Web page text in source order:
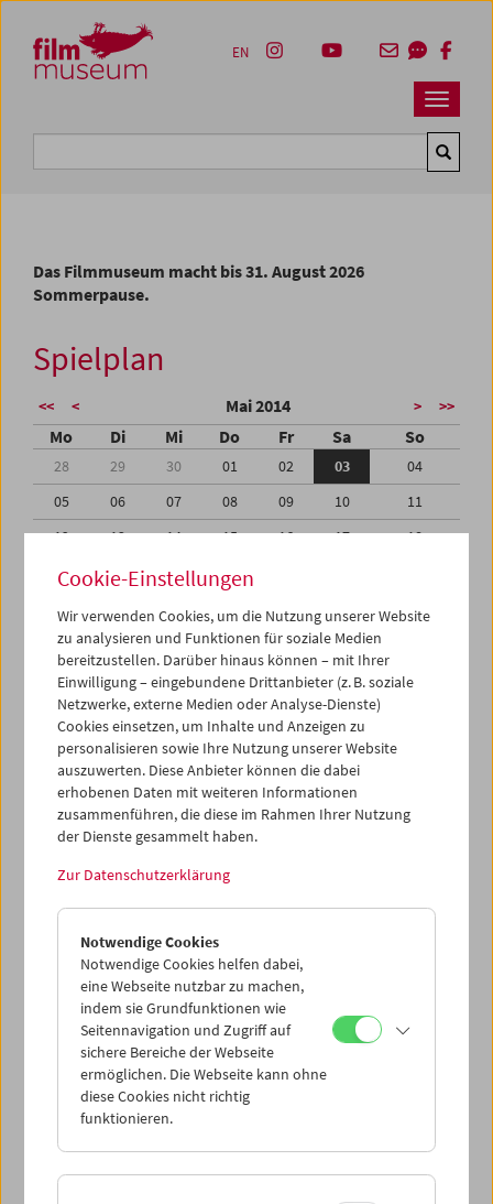
Zum Inhalt
Zum Hauptmenü
Zur Servicenavigation
Zum Suche
Navbar
EN
Das Filmmuseum macht bis 31. August 2026
Sommerpause.
Spielplan
<< < Mai 2014 > >>
Mo Di Mi Do Fr Sa So
28 29 30 01 02 03
04
05
06 07 08 09 10
11
12
13 14 15 16 17
18
19
20 21 22
26
28 30
01
02
03 04 05 06 07
iCalender
Programmheft-PDF
English language or subtitles
< Vorherige Woche
Mo 28.4.
Di 29.4.
Mi 30.4.
Do 1.5.
Sa 3.5.
Cookie-Einstellungen
Wir verwenden Cookies, um die Nutzung unserer Website
zu analysieren und Funktionen für soziale Medien
bereitzustellen. Darüber hinaus können – mit Ihrer
Einwilligung – eingebundene Drittanbieter (z. B. soziale
Netzwerke, externe Medien oder Analyse-Dienste)
Cookies einsetzen, um Inhalte und Anzeigen zu
personalisieren sowie Ihre Nutzung unserer Website
auszuwerten. Diese Anbieter können die dabei
erhobenen Daten mit weiteren Informationen
zusammenführen, die diese im Rahmen Ihrer Nutzung
der Dienste gesammelt haben.
Zur Datenschutzerklärung
Notwendige Cookies
Notwendige Cookies helfen dabei,
eine Webseite nutzbar zu machen,
indem sie Grundfunktionen wie
Seitennavigation und Zugriff auf
sichere Bereiche der Webseite
ermöglichen. Die Webseite kann ohne
diese Cookies nicht richtig
funktionieren.